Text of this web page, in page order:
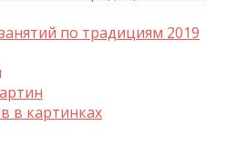
по традициям 2019
в картинках